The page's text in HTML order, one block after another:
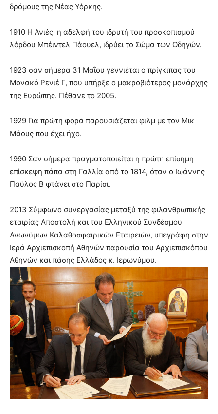
δρόμους της Νέας Υόρκης.
1910 Η Ανιές, η αδελφή του ιδρυτή του προσκοπισμού
λόρδου Μπέιντελ Πάουελ, ιδρύει το Σώμα των Οδηγών.
1923 σαν σήμερα 31 Μαΐου γεννιέται ο πρίγκιπας του
Μονακό Ρενιέ Γ, που υπήρξε ο μακροβιότερος μονάρχης
της Ευρώπης. Πέθανε το 2005.
1929 Για πρώτη φορά παρουσιάζεται φιλμ με τον Μικ
Μάους που έχει ήχο.
1990 Σαν σήμερα πραγματοποιείται η πρώτη επίσημη
επίσκεψη πάπα στη Γαλλία από το 1814, όταν ο Ιωάννης
Παύλος Β φτάνει στο Παρίσι.
2013 Σύμφωνο συνεργασίας μεταξύ της φιλανθρωπικής
εταιρίας Αποστολή και του Ελληνικού Συνδέσμου
Ανωνύμων Καλαθοσφαιρικών Εταιρειών, υπεγράφη στην
Ιερά Αρχιεπισκοπή Αθηνών παρουσία του Αρχιεπισκόπου
Αθηνών και πάσης Ελλάδος κ. Ιερωνύμου.